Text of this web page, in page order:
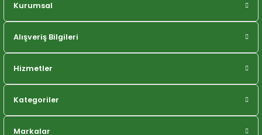
Kurumsal
Alışveriş Bilgileri
Hizmetler
Kategoriler
Markalar